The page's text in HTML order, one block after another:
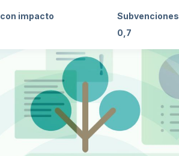
impacto
Subvenciones
0,7